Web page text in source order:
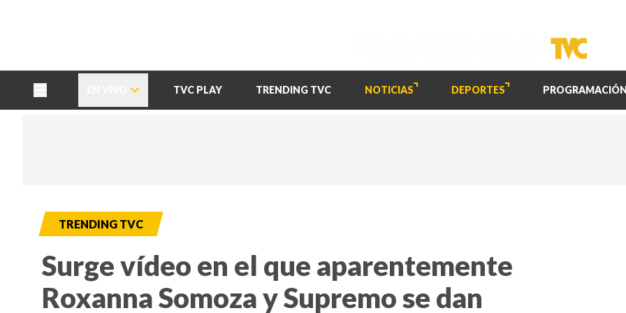
TVC PLAY TRENDING TVC NOTICIAS DEPORTES PROGRAMACIÓN
TRENDING TVC
Surge vídeo en el que aparentemente
Roxanna Somoza y Supremo se dan